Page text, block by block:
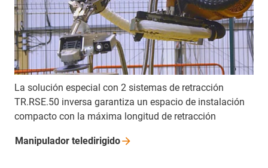
La solución especial con 2 sistemas de retracción
TR.RSE.50 inversa garantiza un espacio de instalación
compacto con la máxima longitud de retracción
Manipulador teledirigido